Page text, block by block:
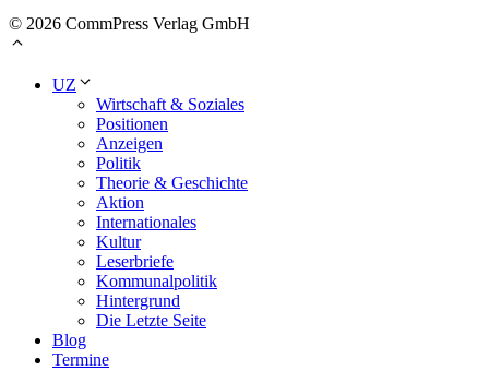
© 2026 CommPress Verlag GmbH
UZ
Wirtschaft & Soziales
Positionen
Anzeigen
Politik
Theorie & Geschichte
Aktion
Internationales
Kultur
Leserbriefe
Kommunalpolitik
Hintergrund
Die Letzte Seite
Blog
Termine